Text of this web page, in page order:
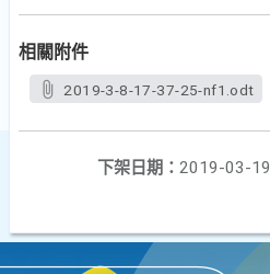
相關附件
2019-3-8-17-37-25-nf1.odt
下架日期： 2019-03-19